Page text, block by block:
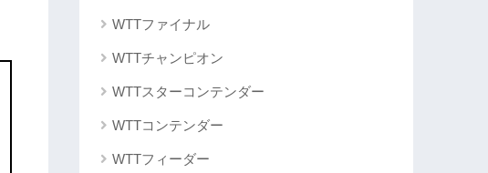
WTTファイナル
WTTチャンピオン
WTTスターコンテンダー
WTTコンテンダー
WTTフィーダー